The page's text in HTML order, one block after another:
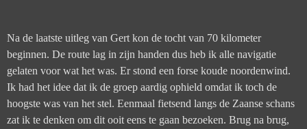
Na de laatste uitleg van Gert kon de tocht van 70 kilometer
beginnen. De route lag in zijn handen dus heb ik alle navigatie
gelaten voor wat het was. Er stond een forse koude noordenwind.
Ik had het idee dat ik de groep aardig ophield omdat ik toch de
hoogste was van het stel. Eenmaal fietsend langs de Zaanse schans
zat ik te denken om dit ooit eens te gaan bezoeken. Brug na brug,